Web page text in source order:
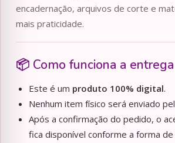
encadernação, arquivos de corte e
mais praticidade.
📦 Como funciona a entrega
Este é um produto 100% digital.
Nenhum item físico será enviado
Após a confirmação do pedido, o
fica disponível conforme a forma